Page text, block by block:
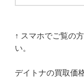
↑ スマホでご覧の
い。
デイトナの買取価